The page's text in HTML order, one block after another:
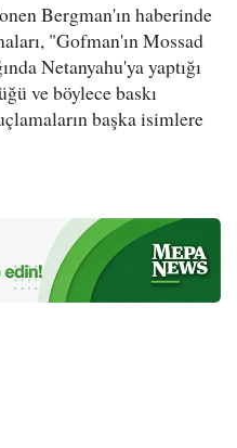
Bergman'ın haberinde
"Gofman'ın Mossad
Netanyahu'ya yaptığı
ve böylece baskı
başka isimlere